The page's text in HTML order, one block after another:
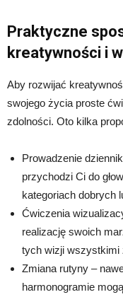
Praktyczne
kreatywności i
Aby rozwijać
swojego życia proste
zdolności. Oto kilka
Prowadzenie
przychodzi Ci do
kategoriach dobrych
Ćwiczenia
realizację swoich
tych wizji wszystkimi
Zmiana rutyny –
harmonogramie